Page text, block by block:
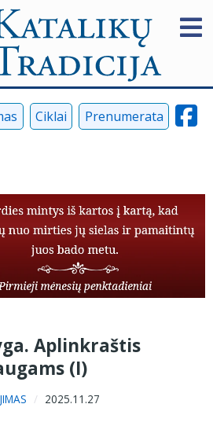
Ciklai Prenumerata
Aplinkraštis
(I)
2025.11.27